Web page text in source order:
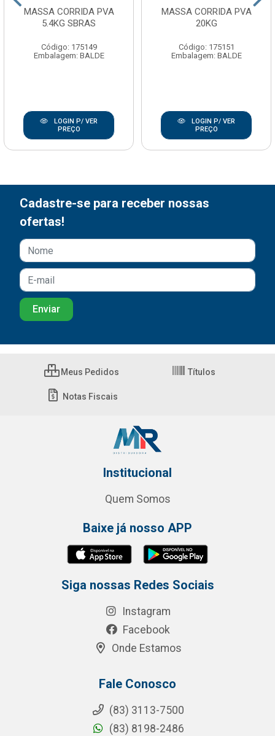
MASSA CORRIDA PVA
5.4KG SBRAS
Código: 175149
Embalagem: BALDE
LOGIN P/ VER
PREÇO
MASSA CORRIDA PVA
20KG
Código: 175151
Embalagem: BALDE
LOGIN P/ VER
PREÇO
Cadastre-se para receber nossas
ofertas!
Meus Pedidos Títulos
Notas Fiscais
Institucional
Quem Somos
Baixe já nosso APP
Siga nossas Redes Sociais
Instagram
Facebook
Onde Estamos
Fale Conosco
(83) 3113-7500
(83) 8198-2486